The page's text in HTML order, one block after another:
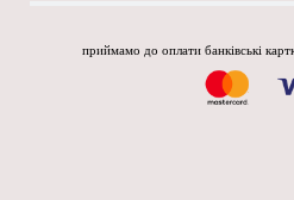
приймамо до оплати банківські